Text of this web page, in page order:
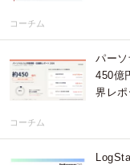
コーチム
パー
450億
界レポ
コーチム